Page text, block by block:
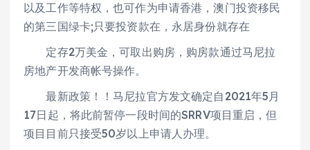
以及工作等特权，也可作为申请香港，澳门投资移民
的第三国绿卡;只要投资款在，永居身份就存在
定存2万美金，可取出购房，购房款通过马尼拉
房地产开发商帐号操作。
最新政策！！马尼拉官方发文确定自2021年5月
17日起，将此前暂停一段时间的SRRV项目重启，但
项目目前只接受50岁以上申请人办理。